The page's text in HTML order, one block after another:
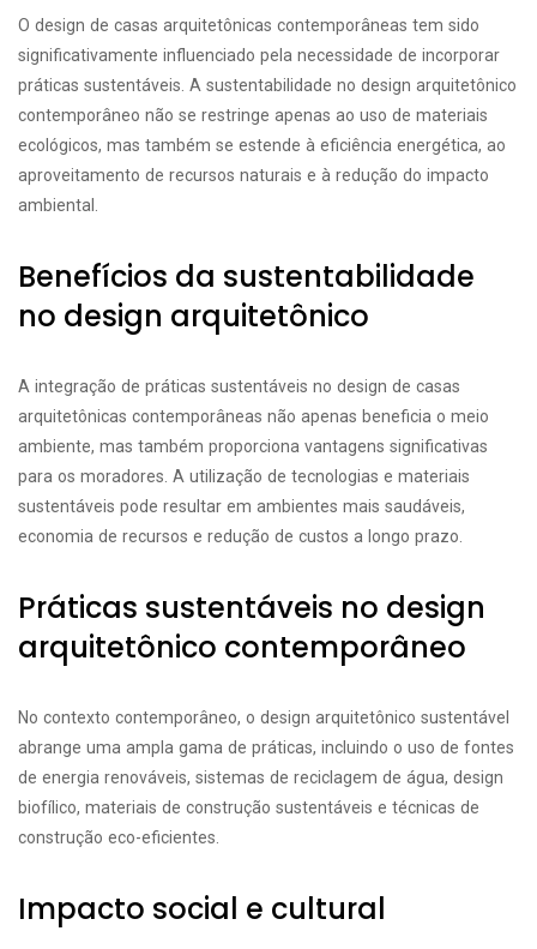
O design de casas arquitetônicas contemporâneas tem sido
significativamente influenciado pela necessidade de incorporar
práticas sustentáveis. A sustentabilidade no design arquitetônico
contemporâneo não se restringe apenas ao uso de materiais
ecológicos, mas também se estende à eficiência energética, ao
aproveitamento de recursos naturais e à redução do impacto
ambiental.
Benefícios da sustentabilidade
no design arquitetônico
A integração de práticas sustentáveis no design de casas
arquitetônicas contemporâneas não apenas beneficia o meio
ambiente, mas também proporciona vantagens significativas
para os moradores. A utilização de tecnologias e materiais
sustentáveis pode resultar em ambientes mais saudáveis,
economia de recursos e redução de custos a longo prazo.
Práticas sustentáveis no design
arquitetônico contemporâneo
No contexto contemporâneo, o design arquitetônico sustentável
abrange uma ampla gama de práticas, incluindo o uso de fontes
de energia renováveis, sistemas de reciclagem de água, design
biofílico, materiais de construção sustentáveis e técnicas de
construção eco-eficientes.
Impacto social e cultural